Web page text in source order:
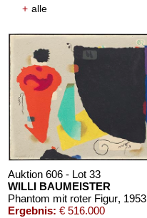
+ alle
Auktion 606 - Lot 33
WILLI BAUMEISTER
Phantom mit roter Figur, 1953
Ergebnis: € 516.000